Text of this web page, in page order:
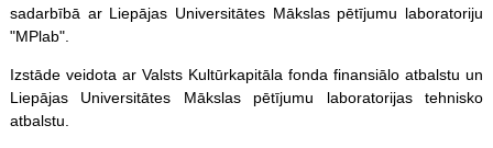
sadarbībā ar Liepājas Universitātes Mākslas pētījumu laboratoriju
"MPlab".
Izstāde veidota ar Valsts Kultūrkapitāla fonda finansiālo atbalstu un
Liepājas Universitātes Mākslas pētījumu laboratorijas tehnisko
atbalstu.